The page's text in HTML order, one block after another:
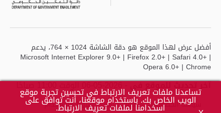
أفضل عرض لهذا الموقع هو دقة الشاشة 1024 × 764، يدعم
Microsoft Internet Explorer 9.0+ | Firefox 2.0+ | Safari 4.0+ |
Opera 6.0+ | Chrome
آخر تحديث للموقع في- 2026-05-06 الوقت 11:00 صباحًا
سياسة الخصوصية حقوق النشر شروط الاستخدام
تساعدنا ملفات تعريف الارتباط في تحسين تجربة موقع
الويب الخاص بك. باستخدام موقعنا، أنت توافق على
اسخدامنا لملفات تعريف الارتباط.